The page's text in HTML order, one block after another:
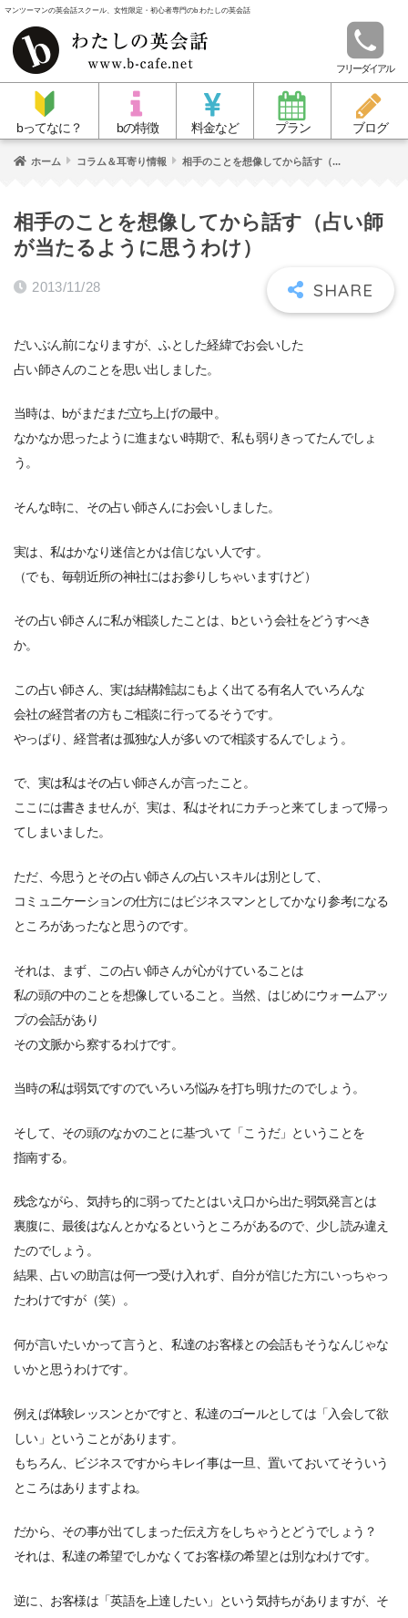
マンツーマンの英会話スクール、女性限定・初心者専門のb わたしの英会話
フリーダイアル
bってなに？ bの特徴 料金など プラン ブログ
ホーム コラム＆耳寄り情報 相手のことを想像してから話す（...
相手のことを想像してから話す（占い師
が当たるように思うわけ）
2013/11/28
だいぶん前になりますが、ふとした経緯でお会いした
占い師さんのことを思い出しました。
当時は、bがまだまだ立ち上げの最中。
なかなか思ったように進まない時期で、私も弱りきってたんでしょ
う。
そんな時に、その占い師さんにお会いしました。
実は、私はかなり迷信とかは信じない人です。
（でも、毎朝近所の神社にはお参りしちゃいますけど）
その占い師さんに私が相談したことは、bという会社をどうすべき
か。
この占い師さん、実は結構雑誌にもよく出てる有名人でいろんな
会社の経営者の方もご相談に行ってるそうです。
やっぱり、経営者は孤独な人が多いので相談するんでしょう。
で、実は私はその占い師さんが言ったこと。
ここには書きませんが、実は、私はそれにカチっと来てしまって帰っ
てしまいました。
ただ、今思うとその占い師さんの占いスキルは別として、
コミュニケーションの仕方にはビジネスマンとしてかなり参考になる
ところがあったなと思うのです。
それは、まず、この占い師さんが心がけていることは
私の頭の中のことを想像していること。当然、はじめにウォームアッ
プの会話があり
その文脈から察するわけです。
当時の私は弱気ですのでいろいろ悩みを打ち明けたのでしょう。
そして、その頭のなかのことに基づいて「こうだ」ということを
指南する。
残念ながら、気持ち的に弱ってたとはいえ口から出た弱気発言とは
裏腹に、最後はなんとかなるというところがあるので、少し読み違え
たのでしょう。
結果、占いの助言は何一つ受け入れず、自分が信じた方にいっちゃっ
たわけですが（笑）。
何が言いたいかって言うと、私達のお客様との会話もそうなんじゃな
いかと思うわけです。
例えば体験レッスンとかですと、私達のゴールとしては「入会して欲
しい」ということがあります。
もちろん、ビジネスですからキレイ事は一旦、置いておいてそういう
ところはありますよね。
だから、その事が出てしまった伝え方をしちゃうとどうでしょう？
それは、私達の希望でしかなくてお客様の希望とは別なわけです。
逆に、お客様は「英語を上達したい」という気持ちがありますが、そ